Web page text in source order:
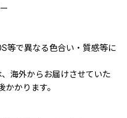
等で異なる色合い・質感等に
海外からお届けさせていた
かります。